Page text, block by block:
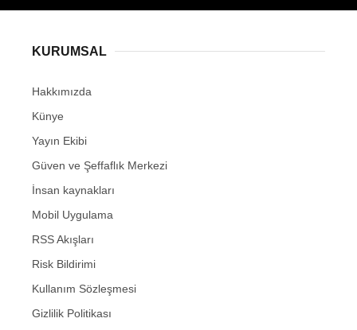
KURUMSAL
Hakkımızda
Künye
Yayın Ekibi
Güven ve Şeffaflık Merkezi
İnsan kaynakları
Mobil Uygulama
RSS Akışları
Risk Bildirimi
Kullanım Sözleşmesi
Gizlilik Politikası